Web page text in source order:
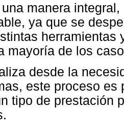
manera
ya que se
herramientas
mayoría de los
desde la
este proceso
tipo de prestación